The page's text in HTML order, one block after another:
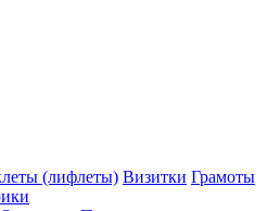
(лифлеты) Визитки Грамоты